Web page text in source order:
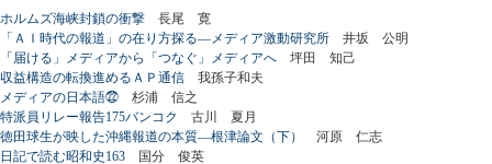
ホルムズ海峡封鎖の衝撃 長尾 寛
「ＡＩ時代の報道」の在り方探る―メディア激動研究所 井坂 公明
「届ける」メディアから「つなぐ」メディアへ 坪田 知己
収益構造の転換進めるＡＰ通信 我孫子和夫
メディアの日本語㉒ 杉浦 信之
特派員リレー報告175バンコク
古川 夏月
徳田球生が映した沖縄報道の本質―根津論文（下）
河原 仁志
日記で読む昭和史163 国分 俊英